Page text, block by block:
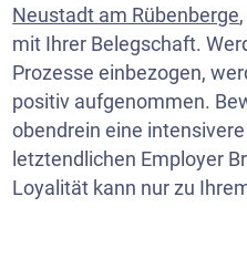
Neustadt am Rübenberge
mit Ihrer Belegschaft.
Prozesse einbezogen,
positiv aufgenommen.
obendrein eine
letztendlichen Employer
Loyalität kann nur zu